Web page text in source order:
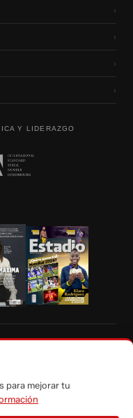
›
›
›
›
Y LIDERAZGO
de Vistazo.com.
para mejorar tu